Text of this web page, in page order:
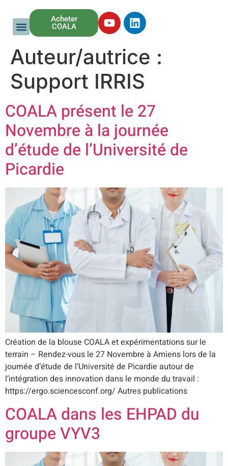
Acheter
COALA
Auteur/autrice :
Support IRRIS
COALA présent le 27
Novembre à la journée
d’étude de l’Université de
Picardie
Création de la blouse COALA et expérimentations sur le
terrain – Rendez-vous le 27 Novembre à Amiens lors de la
journée d’étude de l’Université de Picardie autour de
l’intégration des innovation dans le monde du travail :
https://ergo.sciencesconf.org/ Autres publications
COALA dans les EHPAD du
groupe VYV3